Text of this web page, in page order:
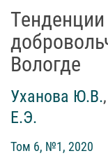
Вологде
Уханова Ю.В.,
Е.Э.
Том 6, №1, 2020